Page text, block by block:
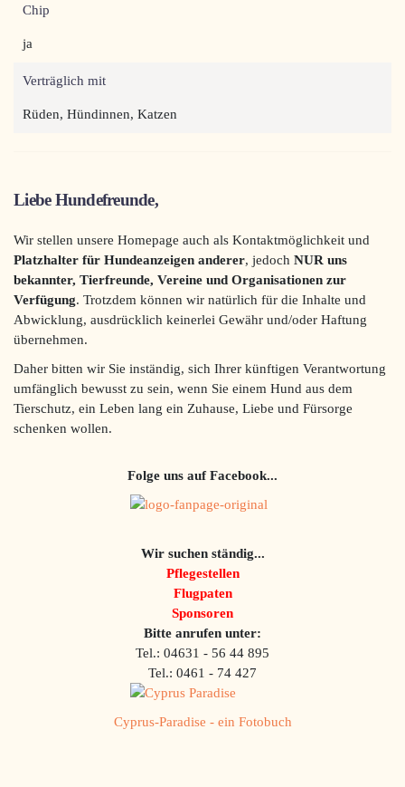
Chip
ja
Verträglich mit
Rüden, Hündinnen, Katzen
Liebe Hundefreunde,
Wir stellen unsere Homepage auch als Kontaktmöglichkeit und
Platzhalter für Hundeanzeigen anderer, jedoch NUR uns
bekannter, Tierfreunde, Vereine und Organisationen zur
Verfügung. Trotzdem können wir natürlich für die Inhalte und
Abwicklung, ausdrücklich keinerlei Gewähr und/oder Haftung
übernehmen.
Daher bitten wir Sie inständig, sich Ihrer künftigen Verantwortung
umfänglich bewusst zu sein, wenn Sie einem Hund aus dem
Tierschutz, ein Leben lang ein Zuhause, Liebe und Fürsorge
schenken wollen.
Folge uns auf Facebook...
Wir suchen ständig...
Pflegestellen
Flugpaten
Sponsoren
Bitte anrufen unter:
Tel.: 04631 - 56 44 895
Tel.: 0461 - 74 427
Cyprus-Paradise - ein Fotobuch